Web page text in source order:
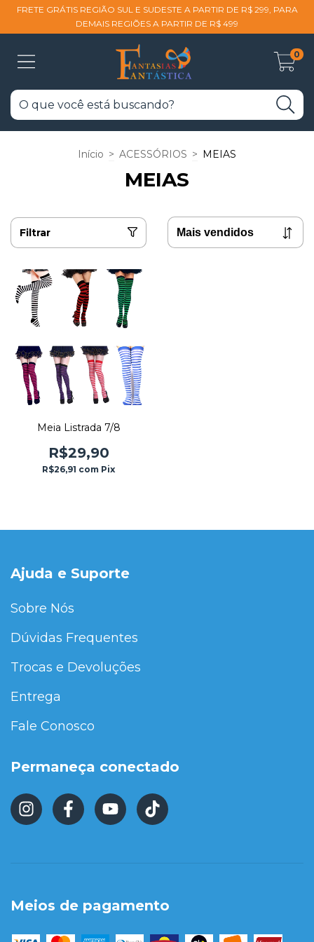
FRETE GRÁTIS REGIÃO SUL E SUDESTE A PARTIR DE R$ 299, PARA
DEMAIS REGIÕES A PARTIR DE R$ 499
0
Início > ACESSÓRIOS > MEIAS
MEIAS
Filtrar
Meia Listrada 7/8
R$29,90
R$26,91 com Pix
Ajuda e Suporte
Sobre Nós
Dúvidas Frequentes
Trocas e Devoluções
Entrega
Fale Conosco
Permaneça conectado
Meios de pagamento